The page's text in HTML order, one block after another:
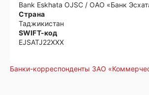
Bank Eskhata OJSC / ОАО «Банк
Страна
Таджикистан
SWIFT-код
EJSATJ22XXX
Банки-корреспонденты ЗАО